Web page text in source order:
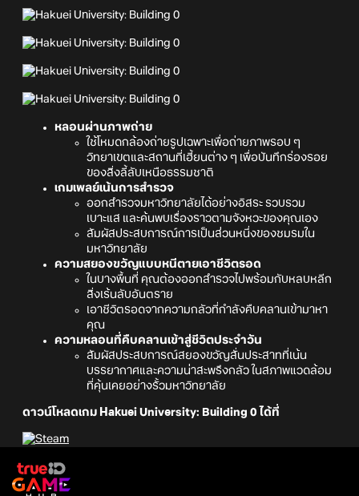
หลอนผ่านภาพถ่าย
ใช้โหมดกล้องถ่ายรูปเฉพาะเพื่อถ่ายภาพรอบ ๆ
วิทยาเขตและสถานที่เฮี้ยนต่าง ๆ เพื่อบันทึกร่องรอย
ของสิ่งลี้ลับเหนือธรรมชาติ
เกมเพลย์เน้นการสำรวจ
ออกสำรวจมหาวิทยาลัยได้อย่างอิสระ รวบรวม
เบาะแส และค้นพบเรื่องราวตามจังหวะของคุณเอง
สัมผัสประสบการณ์การเป็นส่วนหนึ่งของชมรมใน
มหาวิทยาลัย
ความสยองขวัญแบบหนีตายเอาชีวิตรอด
ในบางพื้นที่ คุณต้องออกสำรวจไปพร้อมกับหลบหลีก
สิ่งเร้นลับอันตราย
เอาชีวิตรอดจากความกลัวที่กำลังคืบคลานเข้ามาหา
คุณ
ความหลอนที่คืบคลานเข้าสู่ชีวิตประจำวัน
สัมผัสประสบการณ์สยองขวัญสั่นประสาทที่เน้น
บรรยากาศและความน่าสะพรึงกลัว ในสภาพแวดล้อม
ที่คุ้นเคยอย่างรั้วมหาวิทยาลัย
ดาวน์โหลดเกม Hakuei University: Building 0 ได้ที่